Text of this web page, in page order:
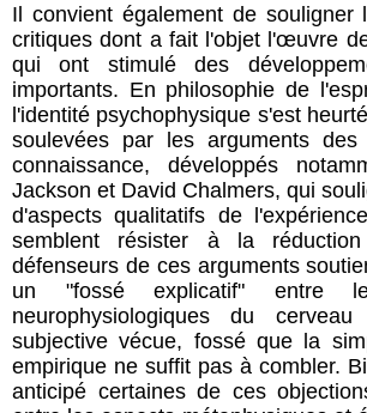
Il convient également de souligner
critiques dont a fait l'objet l'œuvre
qui ont stimulé des
importants. En philosophie de
l'identité psychophysique s'est
soulevées par les arguments
connaissance, développés
Jackson et David Chalmers, qui
d'aspects qualitatifs de
semblent résister à la
défenseurs de ces arguments
un "fossé explicatif" entre
neurophysiologiques du
subjective vécue, fossé que la
empirique ne suffit pas à combler.
anticipé certaines de ces